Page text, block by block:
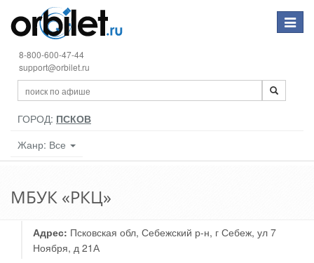
Toggle
8-800-600-47-44
support@orbilet.ru
ГОРОД: ПСКОВ
Жанр: Все
МБУК «РКЦ»
Адрес: Псковская обл, Себежский р-н, г Себеж, ул 7
Ноября, д 21А